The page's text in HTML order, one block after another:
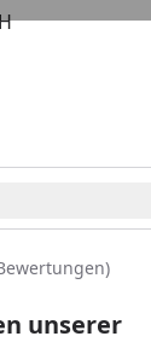
unserer